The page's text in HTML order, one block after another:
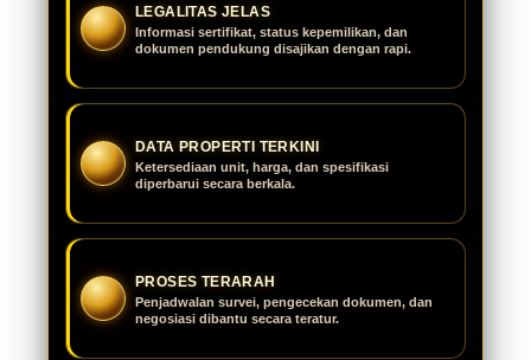
LEGALITAS JELAS
Informasi sertifikat, status kepemilikan, dan
dokumen pendukung disajikan dengan rapi.
DATA PROPERTI TERKINI
Ketersediaan unit, harga, dan spesifikasi
diperbarui secara berkala.
PROSES TERARAH
Penjadwalan survei, pengecekan dokumen, dan
negosiasi dibantu secara teratur.